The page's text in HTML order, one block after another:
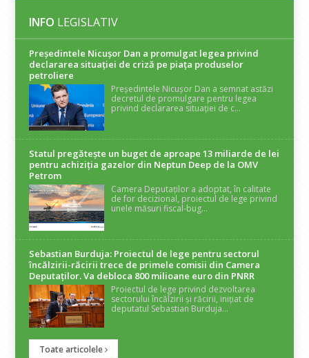
INFO LEGISLATIV
Președintele Nicuşor Dan a promulgat legea privind
declararea situaţiei de criză pe piaţa produselor
petroliere
Președintele Nicușor Dan a semnat astăzi
decretul de promulgare pentru legea
privind declararea situației de c...
Statul pregătește un buget de aproape 13 miliarde de lei
pentru achiziția gazelor din Neptun Deep de la OMV
Petrom
Camera Deputaților a adoptat, în calitate
de for decizional, proiectul de lege privind
unele măsuri fiscal-bug...
Sebastian Burduja: Proiectul de lege pentru sectorul
încălzirii-răcirii trece de primele comisii din Camera
Deputaților. Va debloca 800 milioane euro din PNRR
Proiectul de lege privind dezvoltarea
sectorului încălzirii și răcirii, inițiat de
deputatul Sebastian Burduja...
Toate articolele